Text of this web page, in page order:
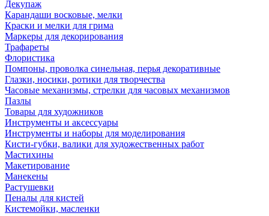
Декупаж
Карандаши восковые, мелки
Краски и мелки для грима
Маркеры для декорирования
Трафареты
Флористика
Помпоны, проволка синельная, перья декоративные
Глазки, носики, ротики для творчества
Часовые механизмы, стрелки для часовых механизмов
Пазлы
Товары для художников
Инструменты и аксессуары
Инструменты и наборы для моделирования
Кисти-губки, валики для художественных работ
Мастихины
Макетирование
Манекены
Растушевки
Пеналы для кистей
Кистемойки, масленки